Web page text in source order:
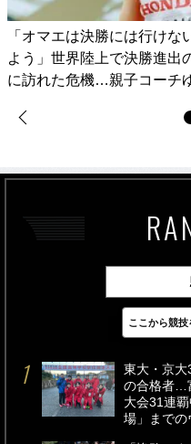
「オマエは決勝には行けな
よう」世界陸上で決勝進出
に訪れた危機…親子コーチ
最新
東大・京大
の合格者…
大会31連
場」までの
ここから競